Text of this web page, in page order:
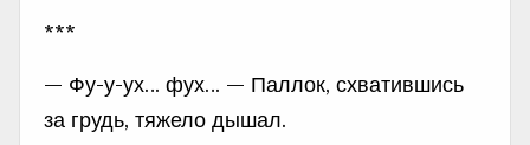
***
— Фу-у-ух… фух… — Паллок, схватившись
за грудь, тяжело дышал.